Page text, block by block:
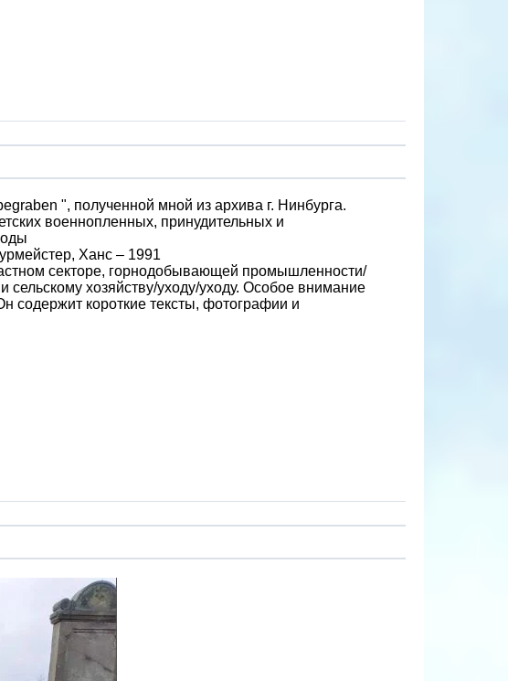
", полученной мной из архива г. Нинбурга.
военнопленных, принудительных и
Ханс – 1991
секторе, горнодобывающей промышленности/
сельскому хозяйству/уходу/уходу. Особое внимание
содержит короткие тексты, фотографии и